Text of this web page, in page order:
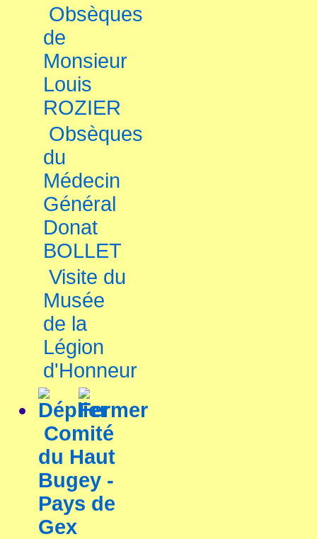
Obsèques
de
Monsieur
Louis
ROZIER
Obsèques
du
Médecin
Général
Donat
BOLLET
Visite du
Musée
de la
Légion
d'Honneur
Comité
du Haut
Bugey -
Pays de
Gex